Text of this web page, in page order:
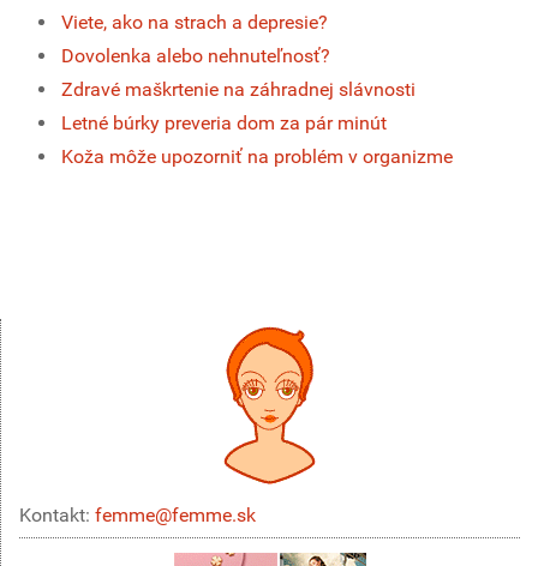
Viete, ako na strach a depresie?
Dovolenka alebo nehnuteľnosť?
Zdravé maškrtenie na záhradnej slávnosti
Letné búrky preveria dom za pár minút
Koža môže upozorniť na problém v organizme
Kontakt: femme@femme.sk